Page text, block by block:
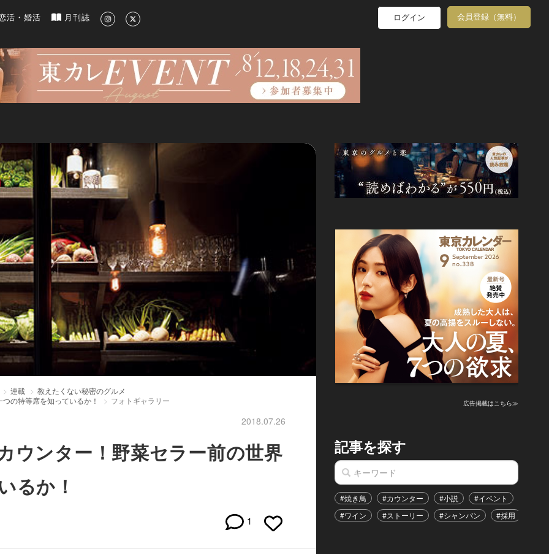
ルメ、洗練されたライフスタイル情報
活・婚活 月刊誌 ログイン 会員登録（無料）
連載
教えたくない秘密のグルメ
の特等席を知っているか！
フォトギャラリー
2018.07.26
ウンター！野菜セラー前の世界
るか！
1
広告掲載はこちら≫
記事を探す
#焼き鳥 #カウンター #小説 #イベント
#ワイン
#ストーリー #シャンパン #採用